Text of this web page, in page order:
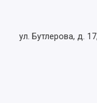
ул. Бутлерова, д.